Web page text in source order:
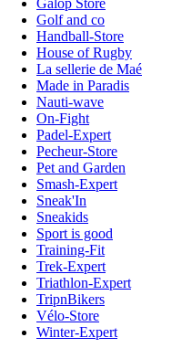
Golf and co
Handball-Store
House of Rugby
La sellerie de Maé
Made in Paradis
Nauti-wave
On-Fight
Padel-Expert
Pecheur-Store
Pet and Garden
Smash-Expert
Sneak'In
Sneakids
Sport is good
Training-Fit
Trek-Expert
Triathlon-Expert
TripnBikers
Vélo-Store
Winter-Expert